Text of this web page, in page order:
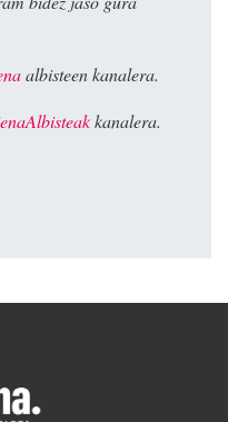
albisteen kanalera.
kanalera.